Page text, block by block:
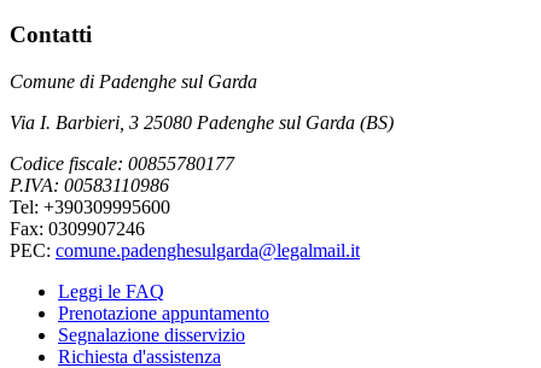
Contatti
Comune di Padenghe sul Garda
Via I. Barbieri, 3 25080 Padenghe sul Garda (BS)
Codice fiscale: 00855780177
P.IVA: 00583110986
Tel: +390309995600
Fax: 0309907246
PEC: comune.padenghesulgarda@legalmail.it
Leggi le FAQ
Prenotazione appuntamento
Segnalazione disservizio
Richiesta d'assistenza